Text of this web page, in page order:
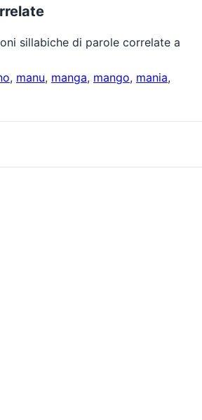
sillabiche di parole correlate a
, manu, manga, mango, mania,